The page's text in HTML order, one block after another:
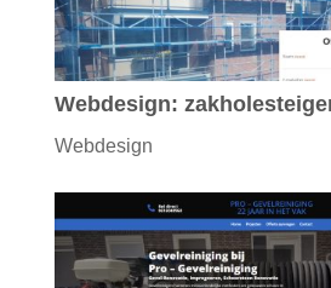
Webdesign:
Webdesign